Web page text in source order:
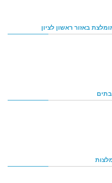
באזור ראשון לציון
בתים